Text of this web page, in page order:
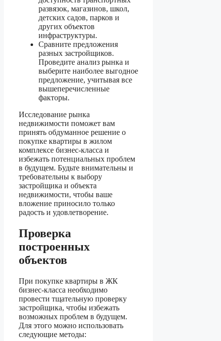
развязок, магазинов, школ,
детских садов, парков и
других объектов
инфраструктуры.
Сравните предложения
разных застройщиков.
Проведите анализ рынка и
выберите наиболее выгодное
предложение, учитывая все
вышеперечисленные
факторы.
Исследование рынка
недвижимости поможет вам
принять обдуманное решение о
покупке квартиры в жилом
комплексе бизнес-класса и
избежать потенциальных проблем
в будущем. Будьте внимательны и
требовательны к выбору
застройщика и объекта
недвижимости, чтобы ваше
вложение приносило только
радость и удовлетворение.
Проверка
построенных
объектов
При покупке квартиры в ЖК
бизнес-класса необходимо
провести тщательную проверку
застройщика, чтобы избежать
возможных проблем в будущем.
Для этого можно использовать
следующие методы: